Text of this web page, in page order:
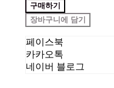
구매하기
장바구니에 담기
페이스북
카카오톡
네이버 블로그